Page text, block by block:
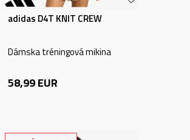
adidas D4T KNIT CREW
Dámska tréningová mikina
58,99EUR